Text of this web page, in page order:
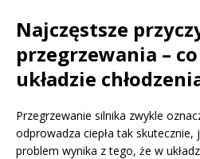
Najczęstsze
przegrzewania –
układzie
Przegrzewanie silnika zwykle
odprowadza ciepła tak skutecznie,
problem wynika z tego, że w